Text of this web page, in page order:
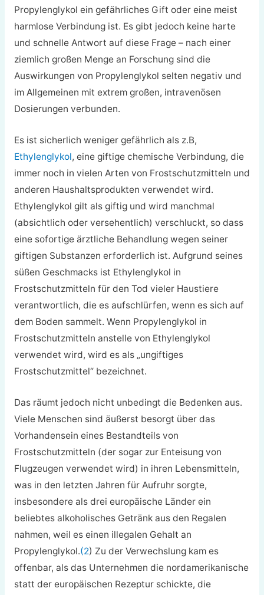
Propylenglykol ein gefährliches Gift oder eine meist
harmlose Verbindung ist. Es gibt jedoch keine harte
und schnelle Antwort auf diese Frage – nach einer
ziemlich großen Menge an Forschung sind die
Auswirkungen von Propylenglykol selten negativ und
im Allgemeinen mit extrem großen, intravenösen
Dosierungen verbunden.
Es ist sicherlich weniger gefährlich als z.B,
Ethylenglykol, eine giftige chemische Verbindung, die
immer noch in vielen Arten von Frostschutzmitteln und
anderen Haushaltsprodukten verwendet wird.
Ethylenglykol gilt als giftig und wird manchmal
(absichtlich oder versehentlich) verschluckt, so dass
eine sofortige ärztliche Behandlung wegen seiner
giftigen Substanzen erforderlich ist. Aufgrund seines
süßen Geschmacks ist Ethylenglykol in
Frostschutzmitteln für den Tod vieler Haustiere
verantwortlich, die es aufschlürfen, wenn es sich auf
dem Boden sammelt. Wenn Propylenglykol in
Frostschutzmitteln anstelle von Ethylenglykol
verwendet wird, wird es als „ungiftiges
Frostschutzmittel“ bezeichnet.
Das räumt jedoch nicht unbedingt die Bedenken aus.
Viele Menschen sind äußerst besorgt über das
Vorhandensein eines Bestandteils von
Frostschutzmitteln (der sogar zur Enteisung von
Flugzeugen verwendet wird) in ihren Lebensmitteln,
was in den letzten Jahren für Aufruhr sorgte,
insbesondere als drei europäische Länder ein
beliebtes alkoholisches Getränk aus den Regalen
nahmen, weil es einen illegalen Gehalt an
Propylenglykol.(2) Zu der Verwechslung kam es
offenbar, als das Unternehmen die nordamerikanische
statt der europäischen Rezeptur schickte, die